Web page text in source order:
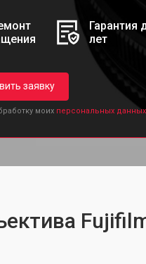
Гарантия
лет
заявку
моих персональных данных.